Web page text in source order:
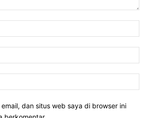
email, dan situs web saya di browser ini